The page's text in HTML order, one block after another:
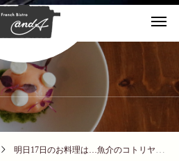
NEWS
明日17日のお料理は…魚介のコトリヤード【テイクアウト】